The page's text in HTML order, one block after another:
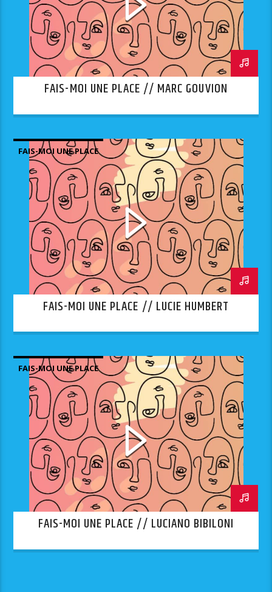
FAIS-MOI UNE PLACE // MARC GOUVION
FAIS-MOI UNE PLACE
FAIS-MOI UNE PLACE // LUCIE HUMBERT
FAIS-MOI UNE PLACE
FAIS-MOI UNE PLACE // LUCIANO BIBILONI